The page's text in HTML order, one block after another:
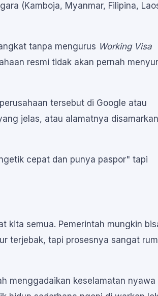
(Kamboja, Myanmar, Filipina,
tanpa mengurus Working Visa
resmi tidak akan pernah
tersebut di Google atau
jelas, atau alamatnya
cepat dan punya paspor" tapi
kita semua. Pemerintah mungkin
terjebak, tapi prosesnya sangat
menggadaikan keselamatan nyawa